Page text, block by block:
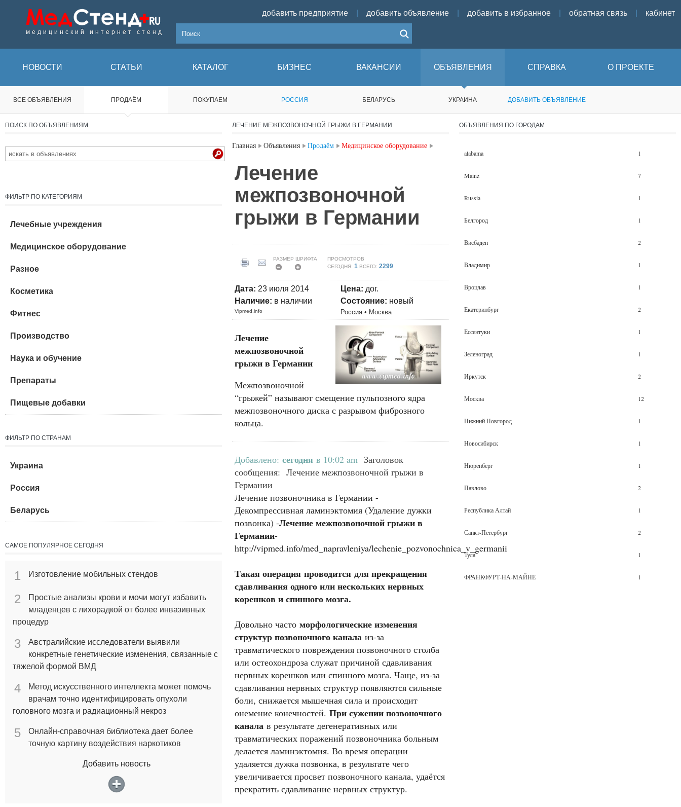
медицинский интернет стенд
добавить предприятие добавить объявление добавить в избранное обратная связь кабинет
НОВОСТИ СТАТЬИ КАТАЛОГ БИЗНЕС ВАКАНСИИ ОБЪЯВЛЕНИЯ СПРАВКА О ПРОЕКТЕ
ВСЕ ОБЪЯВЛЕНИЯ ПРОДАЁМ ПОКУПАЕМ РОССИЯ БЕЛАРУСЬ УКРАИНА ДОБАВИТЬ ОБЪЯВЛЕНИЕ
ПОИСК ПО ОБЪЯВЛЕНИЯМ
ФИЛЬТР ПО КАТЕГОРИЯМ
Лечебные учреждения
Медицинское оборудование
Разное
Косметика
Фитнес
Производство
Наука и обучение
Препараты
Пищевые добавки
ФИЛЬТР ПО СТРАНАМ
Украина
Россия
Беларусь
САМОЕ ПОПУЛЯРНОЕ СЕГОДНЯ
1 Изготовление мобильных стендов
2
Простые анализы крови и мочи могут избавить
младенцев с лихорадкой от более инвазивных
процедур
3
Австралийские исследователи выявили
конкретные генетические изменения, связанные с
тяжелой формой ВМД
4
Метод искусственного интеллекта может помочь
врачам точно идентифицировать опухоли
головного мозга и радиационный некроз
5
Онлайн-справочная библиотека дает более
точную картину воздействия наркотиков
Добавить новость
ЛЕЧЕНИЕ МЕЖПОЗВОНОЧНОЙ ГРЫЖИ В ГЕРМАНИИ
Главная Объявления Продаём Медицинское оборудование
Лечение
межпозвоночной
грыжи в Германии
РАЗМЕР ШРИФТА
ПРОСМОТРОВ
СЕГОДНЯ: 1 ВСЕГО: 2299
Дата: 23 июля 2014 Цена: дог.
Наличие: в наличии Состояние: новый
Vipmed.info Россия • Москва
Лечение
межпозвоночной
грыжи в Германии
Межпозвоночной
“грыжей” называют смещение пульпозного ядра
межпозвоночного диска с разрывом фиброзного
кольца.
Добавлено: сегодня в 10:02 am Заголовок
сообщения: Лечение межпозвоночной грыжи в
Германии
Лечение позвоночника в Германии -
Декомпрессивная ламинэктомия (Удаление дужки
позвонка) -Лечение межпозвоночной грыжи в
Германии-
http://vipmed.info/med_napravleniya/lechenie_pozvonochnica_v_germanii
Такая операция проводится для прекращения
сдавливания одного или нескольких нервных
корешков и спинного мозга.
Довольно часто морфологические изменения
структур позвоночного канала из-за
травматического повреждения позвоночного столба
или остеохондроза служат причиной сдавливания
нервных корешков или спинного мозга. Чаще, из-за
сдавливания нервных структур появляются сильные
боли, снижается мышечная сила и происходит
онемение конечностей. При сужении позвоночного
канала в результате дегенеративных или
травматических поражений позвоночника больным
делается ламинэктомия. Во время операции
удаляется дужка позвонка, в результате чего
увеличивается просвет позвоночного канала, удаётся
прекратить сдавливание нервных структур.
ОБЪЯВЛЕНИЯ ПО ГОРОДАМ
alabama 1
Mainz 7
Russia 1
Белгород 1
Висбаден 2
Владимир 1
Вроцлав 1
Екатеринбург 2
Ессентуки 1
Зеленоград 1
Иркутск 2
Москва 12
Нижний Новгород 1
Новосибирск 1
Нюренберг 1
Павлово 2
Республика Алтай 1
Санкт-Петербург 2
Тула 1
ФРАНКФУРТ-НА-МАЙНЕ 1